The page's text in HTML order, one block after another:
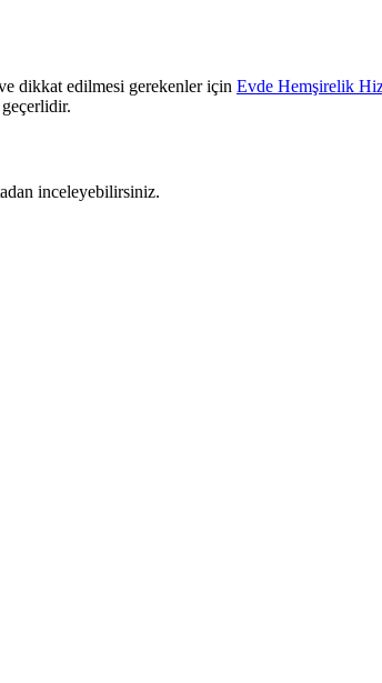
dikkat edilmesi gerekenler için Evde Hemşirelik
inceleyebilirsiniz.